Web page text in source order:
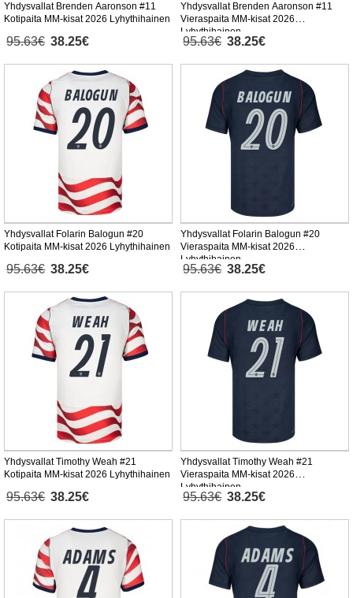
Yhdysvallat Brenden Aaronson #11
Kotipaita MM-kisat 2026 Lyhythihainen
95.63€ 38.25€
Yhdysvallat Brenden Aaronson #11
Vieraspaita MM-kisat 2026
Lyhythihainen
95.63€ 38.25€
Yhdysvallat Folarin Balogun #20
Kotipaita MM-kisat 2026 Lyhythihainen
95.63€ 38.25€
Yhdysvallat Folarin Balogun #20
Vieraspaita MM-kisat 2026
Lyhythihainen
95.63€ 38.25€
Yhdysvallat Timothy Weah #21
Kotipaita MM-kisat 2026 Lyhythihainen
95.63€ 38.25€
Yhdysvallat Timothy Weah #21
Vieraspaita MM-kisat 2026
Lyhythihainen
95.63€ 38.25€